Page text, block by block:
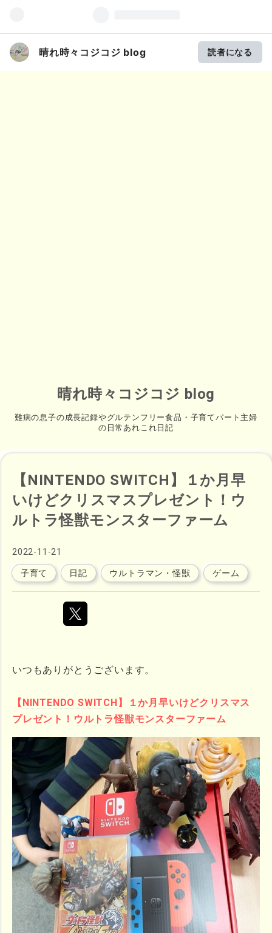
晴れ時々コジコジ blog 読者になる
晴れ時々コジコジ blog
難病の息子の成長記録やグルテンフリー食品・子育てパート主婦
の日常あれこれ日記
2022-11 -21
【NINTENDO SWITCH】１か月早
いけどクリスマスプレゼント！ウ
ルトラ怪獣モンスターファーム
子育て 日記 ウルトラマン・怪獣 ゲーム
いつもありがとうございます。
【 NINTENDO SWITCH 】１か月早いけどクリスマス
プレゼント！ ウルトラ怪獣モンスターファーム